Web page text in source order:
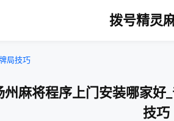
拨号精灵
牌局技巧
州麻将程序上门安装哪家好
技巧